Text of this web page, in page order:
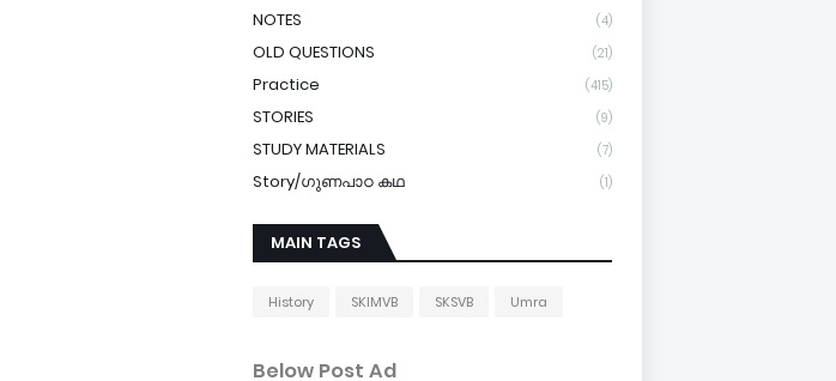
NOTES (4)
OLD QUESTIONS (21)
Practice (415)
STORIES (9)
STUDY MATERIALS (7)
Story/ഗുണപാഠ കഥ (1)
MAIN TAGS
History SKIMVB SKSVB Umra
Below Post Ad